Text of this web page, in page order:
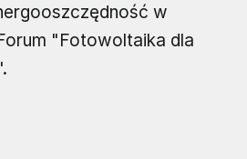
w
"Fotowoltaika dla